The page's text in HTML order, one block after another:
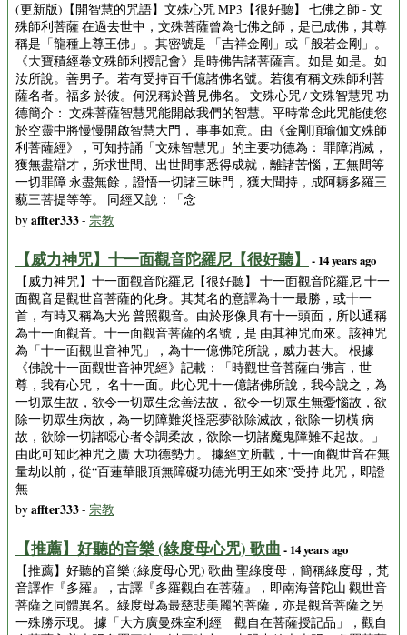
(更新版)【開智慧的咒語】文殊心咒 MP3【很好聽】 七佛之師 - 文
殊師利菩薩 在過去世中，文殊菩薩曾為七佛之師，是已成佛，其尊
稱是「龍種上尊王佛」。其密號是 「吉祥金剛」或「般若金剛」。
《大寶積經卷文殊師利授記會》是時佛告諸菩薩言。如是 如是。如
汝所說。善男子。若有受持百千億諸佛名號。若復有稱文殊師利菩
薩名者。福多 於彼。何況稱於普見佛名。 文殊心咒 / 文殊智慧咒 功
德簡介： 文殊菩薩智慧咒能開啟我們的智慧。平時常念此咒能使您
於空靈中將慢慢開啟智慧大門， 事事如意。由《金剛頂瑜伽文殊師
利菩薩經》，可知持誦「文殊智慧咒」的主要功德為： 罪障消滅，
獲無盡辯才，所求世間、出世間事悉得成就，離諸苦惱，五無間等
一切罪障 永盡無餘，證悟一切諸三昧門，獲大聞持，成阿耨多羅三
藐三菩提等等。 同經又說：「念
byaffter333- 宗教
【威力神咒】十一面觀音陀羅尼【很好聽】
- 14 years ago
【威力神咒】十一面觀音陀羅尼【很好聽】 十一面觀音陀羅尼 十一
面觀音是觀世音菩薩的化身。其梵名的意譯為十一最勝，或十一
首，有時又稱為大光 普照觀音。由於形像具有十一頭面，所以通稱
為十一面觀音。十一面觀音菩薩的名號，是 由其神咒而來。該神咒
為「十一面觀世音神咒」，為十一億佛陀所說，威力甚大。 根據
《佛說十一面觀世音神咒經》記載：「時觀世音菩薩白佛言，世
尊，我有心咒， 名十一面。此心咒十一億諸佛所說，我今說之，為
一切眾生故，欲令一切眾生念善法故， 欲令一切眾生無憂惱故，欲
除一切眾生病故，為一切障難災怪惡夢欲除滅故，欲除一切橫 病
故，欲除一切諸噁心者令調柔故，欲除一切諸魔鬼障難不起故。」
由此可知此神咒之廣 大功德勢力。 據經文所載，十一面觀世音在無
量劫以前，從“百蓮華眼頂無障礙功德光明王如來”受持 此咒，即證
無
byaffter333- 宗教
【推薦】好聽的音樂 (綠度母心咒) 歌曲 - 14 years ago
【推薦】好聽的音樂 (綠度母心咒) 歌曲 聖綠度母，簡稱綠度母，梵
音譯作『多羅』，古譯『多羅觀自在菩薩』，即南海普陀山 觀世音
菩薩之同體異名。綠度母為最慈悲美麗的菩薩，亦是觀音菩薩之另
一殊勝示現。 據「大方廣曼殊室利經 觀自在菩薩授記品」，觀自